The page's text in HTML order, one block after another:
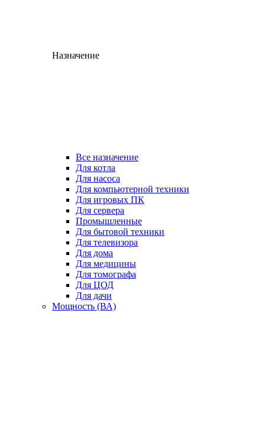
Назначение
Все назначение
Для котла
Для насоса
Для компьютерной техники
Для игровых ПК
Для сервера
Промышленные
Для бытовой техники
Для телевизора
Для дома
Для медицины
Для томографа
Для ЦОД
Для дачи
Мощность (ВА)